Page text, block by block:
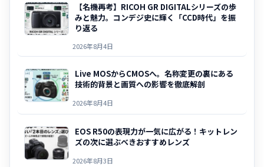
【名機再考】RICOH GR DIGITALシリーズの歩
みと魅力。コンデジ史に輝く「CCD時代」を振
り返る
2026年8月4日
Live MOSからCMOSへ。名称変更の裏にある
技術的背景と画質への影響を徹底解剖
2026年8月4日
EOS R50の表現力が一気に広がる！キットレン
ズの次に選ぶべきおすすめレンズ
2026年8月3日